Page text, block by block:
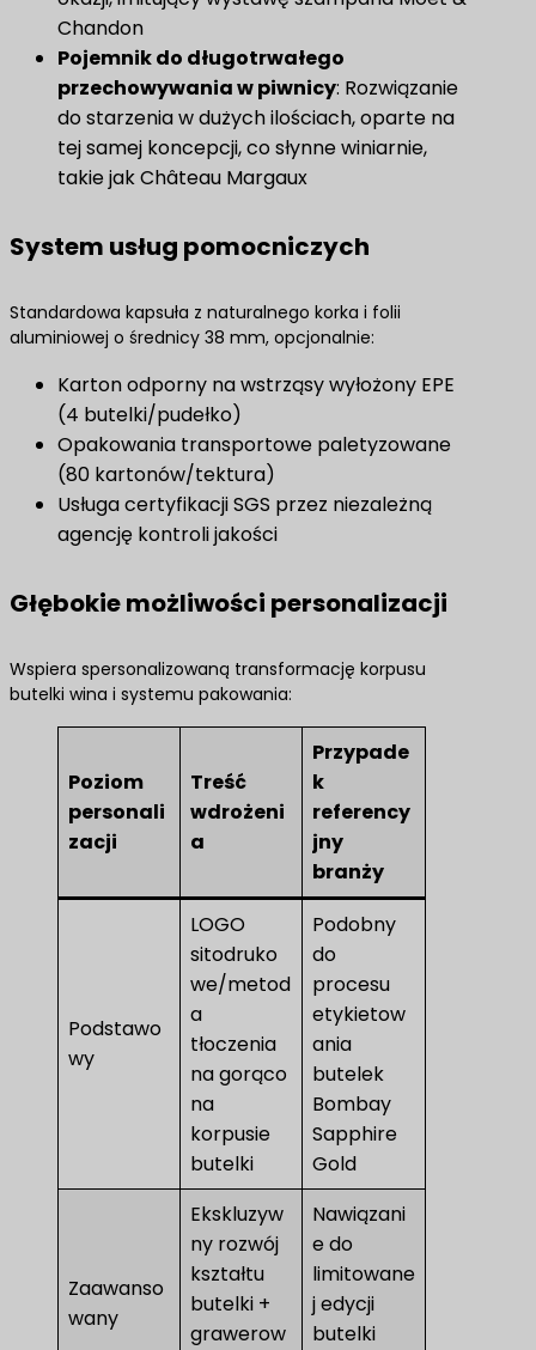
Chandon
Pojemnik do długotrwałego
przechowywania w piwnicy​: Rozwiązanie
do starzenia w dużych ilościach, oparte na
tej samej koncepcji, co słynne winiarnie,
takie jak Château Margaux
System usług pomocniczych
Standardowa kapsuła z naturalnego korka i folii
aluminiowej o średnicy 38 mm, opcjonalnie:
Karton odporny na wstrząsy wyłożony EPE
(4 butelki/pudełko)
Opakowania transportowe paletyzowane
(80 kartonów/tektura)
Usługa certyfikacji SGS przez niezależną
agencję kontroli jakości
Głębokie możliwości personalizacji
Wspiera spersonalizowaną transformację korpusu
butelki wina i systemu pakowania:
Poziom
personali
zacji
Treść
wdrożeni
a
Przypade
k
referency
jny
branży
Podstawo
wy
LOGO
sitodruko
we/metod
a
tłoczenia
na gorąco
na
korpusie
butelki
Podobny
do
procesu
etykietow
ania
butelek
Bombay
Sapphire
Gold
Zaawanso
wany
Ekskluzyw
ny rozwój
kształtu
butelki +
grawerow
Nawiązani
e do
limitowane
j edycji
butelki